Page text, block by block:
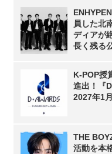
員した北
ディアが
長く残る
K-POP授
進出！『D
2027年1
THE
活動を本